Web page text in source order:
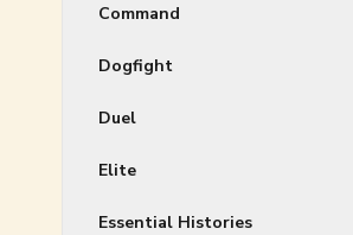
Command
Dogfight
Duel
Elite
Essential Histories